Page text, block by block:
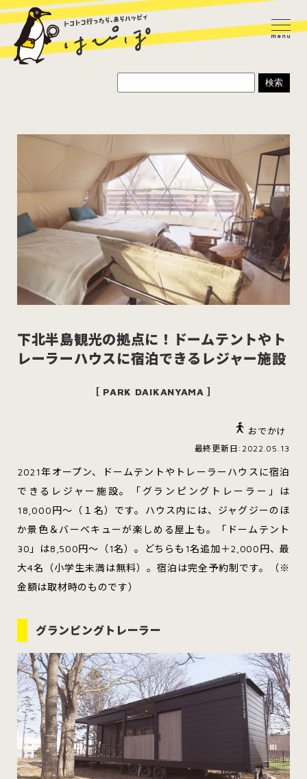
ラーメン カレー
パスタ 寿司
スイーツ ハンバーガー
すべてのカテゴリをみる
青森市 五所川原市 つがる市
弘前市 黒石市 平川市
八戸市
すべてのエリアをみる
ホーム
下北半島観光の拠点に！ドームテントやト
レーラーハウスに宿泊できるレジャー施設
［ PARK DAIKANYAMA ］
おでかけ
最終更新日:2022.05.13
2021年オープン、ドームテントやトレーラーハウスに宿泊
できるレジャー施設。「グランピングトレーラー」は
18,000円～（１名）です。ハウス内には、ジャグジーのほ
か景色＆バーベキューが楽しめる屋上も。「ドームテント
30」は8,500円～（1名）。どちらも1名追加＋2,000円、最
大4名（小学生未満は無料）。宿泊は完全予約制です。（※
金額は取材時のものです）
グランピングトレーラー